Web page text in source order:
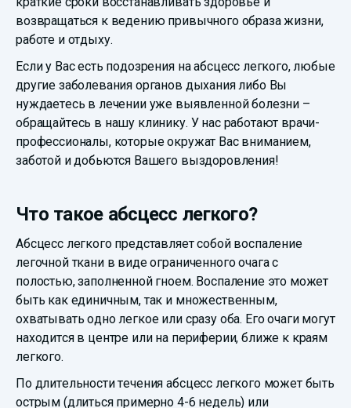
возвращаться к ведению привычного образа жизни,
работе и отдыху.
Если у Вас есть подозрения на абсцесс легкого, любые
другие заболевания органов дыхания либо Вы
нуждаетесь в лечении уже выявленной болезни –
обращайтесь в нашу клинику. У нас работают врачи-
профессионалы, которые окружат Вас вниманием,
заботой и добьются Вашего выздоровления!
Что такое абсцесс легкого?
Абсцесс легкого представляет собой воспаление
легочной ткани в виде ограниченного очага с
полостью, заполненной гноем. Воспаление это может
быть как единичным, так и множественным,
охватывать одно легкое или сразу оба. Его очаги могут
находится в центре или на периферии, ближе к краям
легкого.
По длительности течения абсцесс легкого может быть
острым (длиться примерно 4-6 недель) или